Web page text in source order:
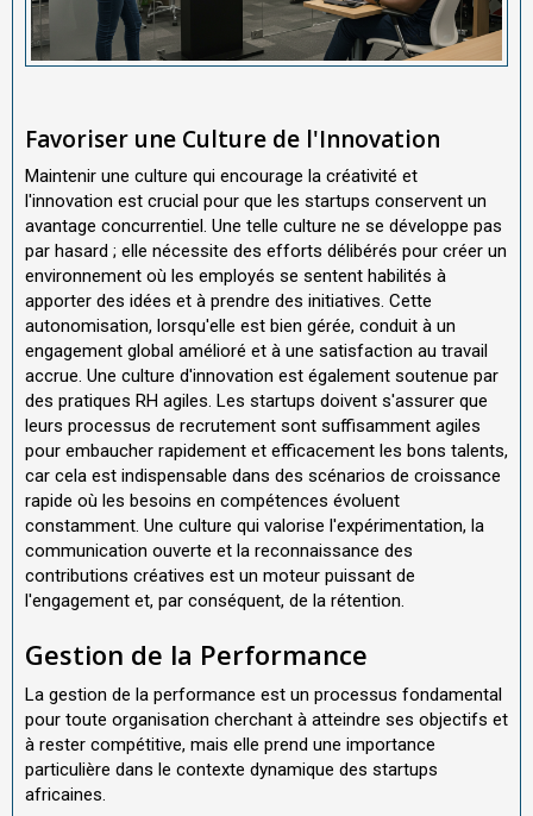
Favoriser une Culture de l'Innovation
Maintenir une culture qui encourage la créativité et
l'innovation est crucial pour que les startups conservent un
avantage concurrentiel. Une telle culture ne se développe pas
par hasard ; elle nécessite des efforts délibérés pour créer un
environnement où les employés se sentent habilités à
apporter des idées et à prendre des initiatives. Cette
autonomisation, lorsqu'elle est bien gérée, conduit à un
engagement global amélioré et à une satisfaction au travail
accrue. Une culture d'innovation est également soutenue par
des pratiques RH agiles. Les startups doivent s'assurer que
leurs processus de recrutement sont suffisamment agiles
pour embaucher rapidement et efficacement les bons talents,
car cela est indispensable dans des scénarios de croissance
rapide où les besoins en compétences évoluent
constamment. Une culture qui valorise l'expérimentation, la
communication ouverte et la reconnaissance des
contributions créatives est un moteur puissant de
l'engagement et, par conséquent, de la rétention.
Gestion de la Performance
La gestion de la performance est un processus fondamental
pour toute organisation cherchant à atteindre ses objectifs et
à rester compétitive, mais elle prend une importance
particulière dans le contexte dynamique des startups
africaines.